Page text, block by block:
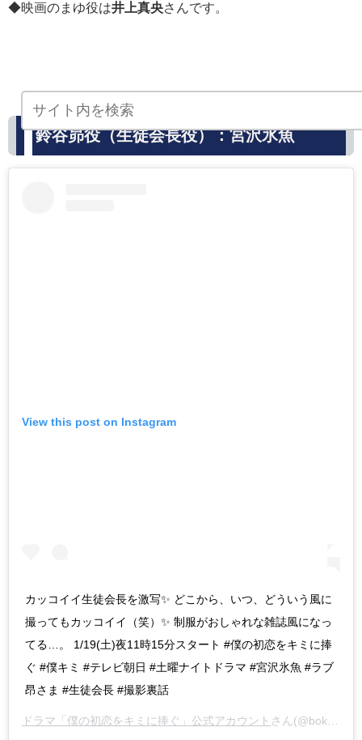
◆映画のまゆ役は井上真央さんです。
鈴谷昴役（生徒会長役）：宮沢氷魚
View this post on Instagram
カッコイイ生徒会長を激写✨ どこから、いつ、どういう風に
撮ってもカッコイイ（笑）✨ 制服がおしゃれな雑誌風になっ
てる…。 1/19(土)夜11時15分スタート #僕の初恋をキミに捧
ぐ #僕キミ #テレビ朝日 #土曜ナイトドラマ #宮沢氷魚 #ラブ
昂さま #生徒会長 #撮影裏話
ドラマ「僕の初恋をキミに捧ぐ」公式アカウント さん(@bokukimi_tvasahi)がシェアした投稿 –